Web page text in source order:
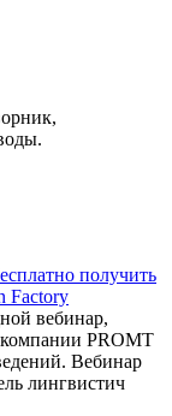
получить
Factory
вебинар,
PROMT
Вебинар
лингвистич